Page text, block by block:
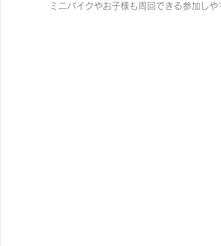
ミニバイクやお子様も周回できる参加し